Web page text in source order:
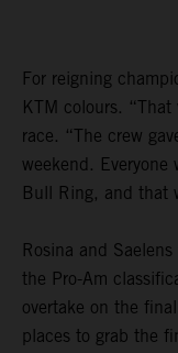
For reigning
KTM colours.
race. “The crew
weekend.
Bull Ring, and that
Rosina and
the Pro-Am
overtake on the
places to grab the